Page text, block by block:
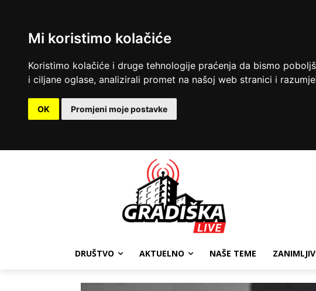
Mi koristimo kolačiće
Koristimo kolačiće i druge tehnologije praćenja da bismo
i ciljane oglase, analizirali promet na našoj web stranici i
OK Promjeni moje postavke
DRUŠTVO AKTUELNO NAŠE TEME